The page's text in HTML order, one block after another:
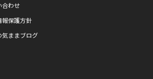
合わせ
報保護方針
気ままブログ